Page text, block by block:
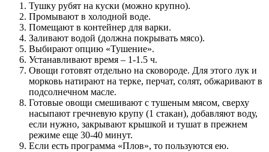
Тушку рубят на куски (можно крупно).
Промывают в холодной воде.
Помещают в контейнер для варки.
Заливают водой (должна покрывать мясо).
Выбирают опцию «Тушение».
Устанавливают время – 1-1.5 ч.
Овощи готовят отдельно на сковороде. Для этого лук и
морковь натирают на терке, перчат, солят, обжаривают в
подсолнечном масле.
Готовые овощи смешивают с тушеным мясом, сверху
насыпают гречневую крупу (1 стакан), добавляют воду,
если нужно, закрывают крышкой и тушат в прежнем
режиме еще 30-40 минут.
Если есть программа «Плов», то пользуются ею.